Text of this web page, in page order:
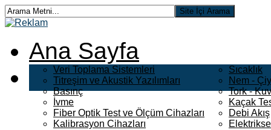
Ana Sayfa
Veri Toplama Sistemleri
Titreşim ve Akustik Yazılımları
Basınç
İvme
Fiber Optik Test ve Ölçüm Cihazları
Kalibrasyon Cihazları
Sıcaklık
Nem -
Tork -
Kaçak
Debi Akış